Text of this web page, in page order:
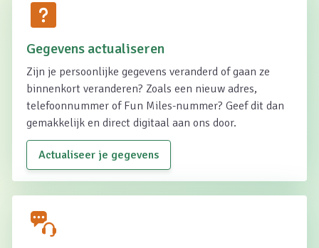
Gegevens actualiseren
Zijn je persoonlijke gegevens veranderd of gaan ze
binnenkort veranderen? Zoals een nieuw adres,
telefoonnummer of Fun Miles-nummer? Geef dit dan
gemakkelijk en direct digitaal aan ons door.
Actualiseer je gegevens